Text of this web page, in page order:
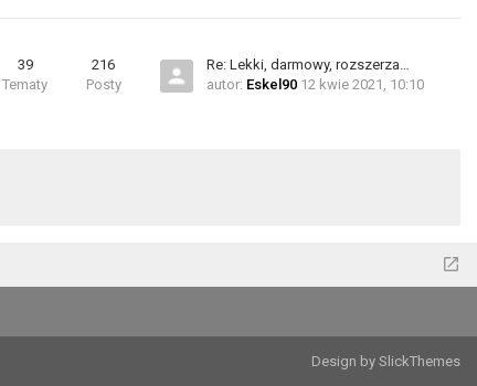
39
Tematy
216
Posty
Re: Lekki, darmowy, rozszerza…
autor: Eskel90 12 kwie 2021, 10:10
Design by SlickThemes